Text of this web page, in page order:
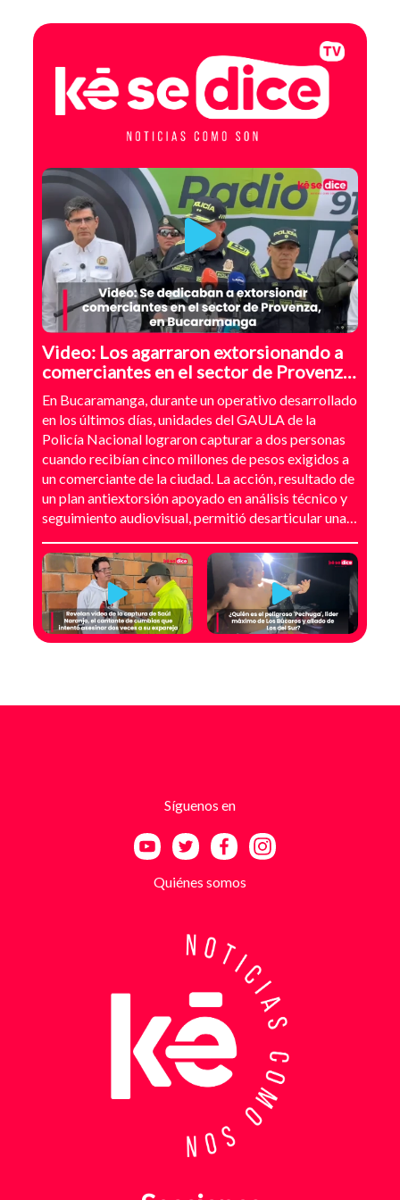
Video: Los agarraron extorsionando a
comerciantes en el sector de Provenza,
Bucaramanga
En Bucaramanga, durante un operativo desarrollado
en los últimos días, unidades del GAULA de la
Policía Nacional lograron capturar a dos personas
cuando recibían cinco millones de pesos exigidos a
un comerciante de la ciudad. La acción, resultado de
un plan antiextorsión apoyado en análisis técnico y
seguimiento audiovisual, permitió desarticular una
digitales, suplantación de grupos armados y presión
directa sobre establecimientos comerciales. La
investigación no comenzó con la captura, sino con el
temor de un comerciante que empezó a recibir
mensajes y llamadas en las que le exigían dinero a
a las amenazas. Las exigencias económicas variaban
entre uno y cinco millones de pesos, dependiendo de
la supuesta “capacidad de pago” de cada víctima. A
antiextorsión que se extendió por varios sectores
investigadores revisaron más de 200 cámaras de
seguridad públicas y privadas, además de analizar
cerca de 300 horas de grabaciones, con el objetivo
de reconstruir los movimientos de los sospechosos
y establecer patrones de comportamiento. Ese
seguimiento permitió identificar no solo el punto y
la modalidad de entrega del dinero, sino también la
posible existencia de otras víctimas que habrían
sido contactadas bajo el mismo esquema de
intimidación. Con la información recopilada, se
coordinó el operativo que culminó con la captura en
flagrancia. El procedimiento se realizó en el
Síguenos en
Quiénes somos